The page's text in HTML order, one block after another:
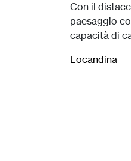
Con il
paesaggio
capacità di
Locandina